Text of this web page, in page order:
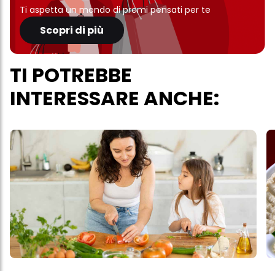
Ti aspetta un mondo di premi pensati per te
Scopri di più
TI POTREBBE
INTERESSARE ANCHE: